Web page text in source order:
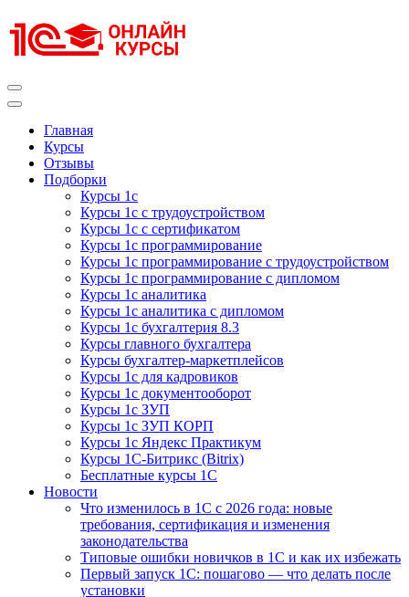
к
содержимому
Главная
Курсы
Отзывы
Подборки
Курсы 1с
Курсы 1с с трудоустройством
Курсы 1с с сертификатом
Курсы 1с программирование
Курсы 1с программирование с трудоустройством
Курсы 1с программирование с дипломом
Курсы 1с аналитика
Курсы 1с аналитика с дипломом
Курсы 1с бухгалтерия 8.3
Курсы главного бухгалтера
Курсы бухгалтер-маркетплейсов
Курсы 1с для кадровиков
Курсы 1с документооборот
Курсы 1с ЗУП
Курсы 1с ЗУП КОРП
Курсы 1с Яндекс Практикум
Курсы 1С-Битрикс (Bitrix)
Бесплатные курсы 1С
Новости
Что изменилось в 1С с 2026 года: новые
требования, сертификация и изменения
законодательства
Типовые ошибки новичков в 1С и как их избежать
Первый запуск 1С: пошагово — что делать после
установки